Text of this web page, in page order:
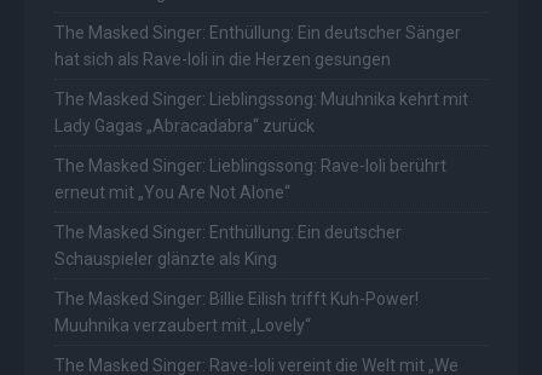
The Masked Singer: Enthüllung: Ein deutscher Sänger
hat sich als Rave-Ioli in die Herzen gesungen
The Masked Singer: Lieblingssong: Muuhnika kehrt mit
Lady Gagas „Abracadabra“ zurück
The Masked Singer: Lieblingssong: Rave-Ioli berührt
erneut mit „You Are Not Alone“
The Masked Singer: Enthüllung: Ein deutscher
Schauspieler glänzte als King
The Masked Singer: Billie Eilish trifft Kuh-Power!
Muuhnika verzaubert mit „Lovely“
The Masked Singer: Rave-Ioli vereint die Welt mit „We